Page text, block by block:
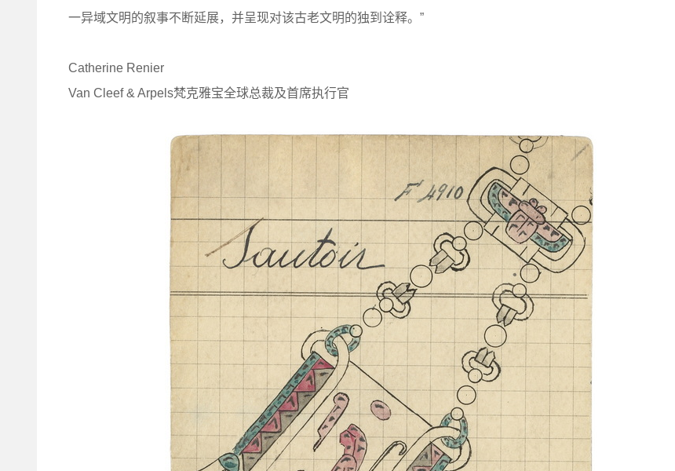
一异域文明的叙事不断延展，并呈现对该古老文明的独到诠释。”
Catherine Renier
Van Cleef & Arpels梵克雅宝全球总裁及首席执行官